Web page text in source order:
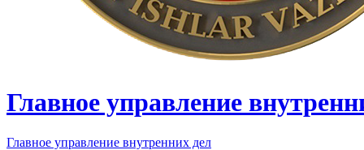
Главное управление
Главное управление внутренних дел